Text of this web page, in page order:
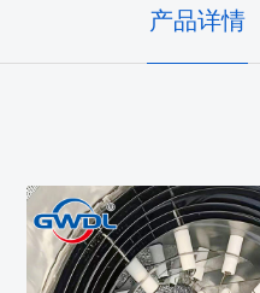
产品详情